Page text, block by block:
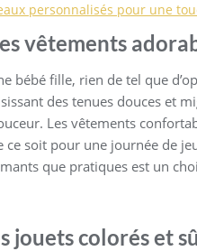
personnalisés pour une
vêtements
bébé fille, rien de tel que
des tenues douces et
Les vêtements
ce soit pour une journée de
que pratiques est un
jouets colorés et